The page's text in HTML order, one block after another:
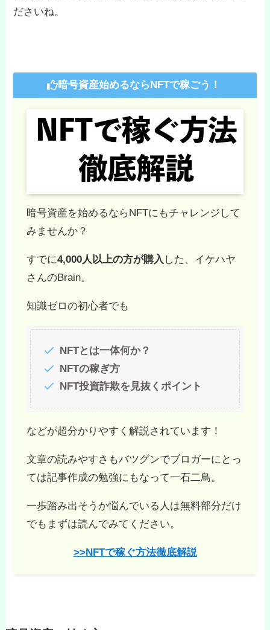
ださいね。
暗号資産始めるならNFTで稼ごう！
暗号資産を始めるならNFTにもチャレンジして
みませんか？
すでに4,000人以上の方が購入 した、イケハヤ
さんのBrain。
知識ゼロの初心者でも
NFTとは一体何か？
NFTの稼ぎ方
NFT投資詐欺を見抜くポイント
などが超分かりやすく解説されています！
文章の読みやすさもバツグンでブロガーにとっ
ては記事作成の勉強にもなって一石二鳥。
一歩踏み出そうか悩んでいる人は無料部分だけ
でもまずは読んでみてください。
>>NFTで稼ぐ方法徹底解説